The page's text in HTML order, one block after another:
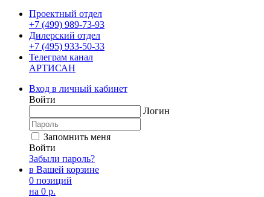
Проектный отдел
+7 (499) 989-73-93
Дилерский отдел
+7 (495) 933-50-33
Телеграм канал
АРТИСАН
Вход в личный кабинет
Войти
Логин
Запомнить меня
Войти
Забыли пароль?
в Вашей корзине
0 позиций
на 0 р.